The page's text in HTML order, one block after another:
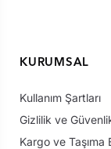
KURUMSAL
Kullanım Şartları
Gizlilik ve
Kargo ve Taşıma